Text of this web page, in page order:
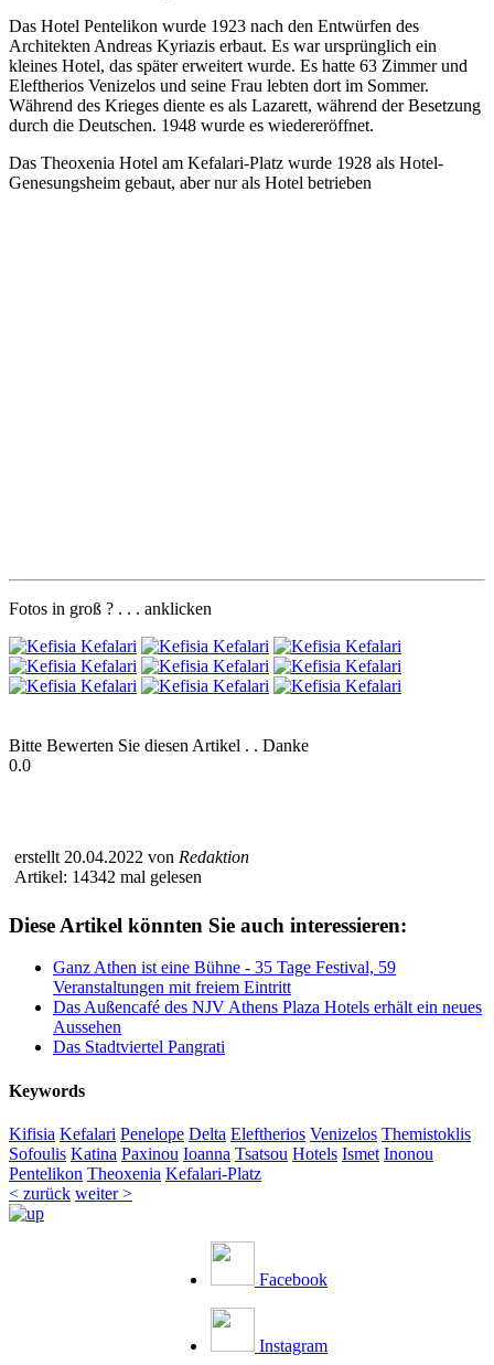
Das Hotel Pentelikon wurde 1923 nach den Entwürfen des
Architekten Andreas Kyriazis erbaut. Es war ursprünglich ein
kleines Hotel, das später erweitert wurde. Es hatte 63 Zimmer und
Eleftherios Venizelos und seine Frau lebten dort im Sommer.
Während des Krieges diente es als Lazarett, während der Besetzung
durch die Deutschen. 1948 wurde es wiedereröffnet.
Das Theoxenia Hotel am Kefalari-Platz wurde 1928 als Hotel-
Genesungsheim gebaut, aber nur als Hotel betrieben
Fotos in groß ? . . . anklicken
Bitte Bewerten Sie diesen Artikel . . Danke
0.0
erstellt 20.04.2022 von Redaktion
Artikel: 14342 mal gelesen
Diese Artikel könnten Sie auch interessieren:
Ganz Athen ist eine Bühne - 35 Tage Festival, 59
Veranstaltungen mit freiem Eintritt
Das Außencafé des NJV Athens Plaza Hotels erhält ein neues
Aussehen
Das Stadtviertel Pangrati
Keywords
Kifisia Kefalari Penelope Delta Eleftherios Venizelos Themistoklis
Sofoulis Katina Paxinou Ioanna Tsatsou Hotels Ismet Inonou
Pentelikon Theoxenia Kefalari-Platz
< zurück weiter >
Facebook
Instagram